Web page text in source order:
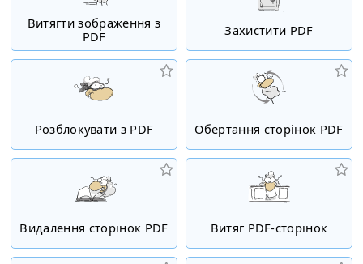
Витягти зображення з
PDF
Захистити PDF
Розблокувати з PDF Обертання сторінок PDF
Видалення сторінок PDF Витяг PDF-сторінок